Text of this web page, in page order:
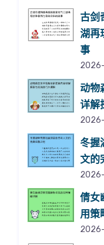
古剑
湖再
事
动物
详解
冬握
文的
倩女
用策